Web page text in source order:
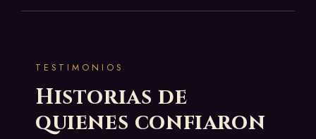
TESTIMONIOS
Historias de
quienes confiaron